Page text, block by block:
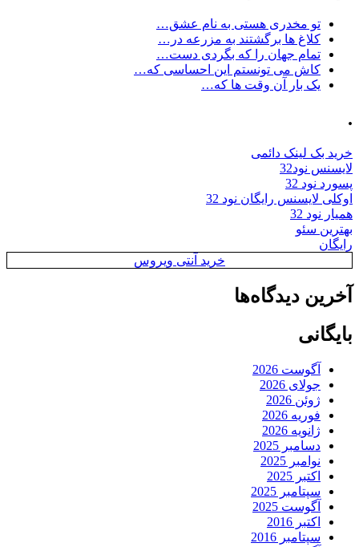
تو مخدری هستی به نام عشق…
کلاغ ها برگشتند به مزرعه در…
تمام جهان را که بگردی دست…
کاش می تونستم این احساسی که…
یک بار آن وقت ها که…
.
خرید بک لینک دائمی
لایسنس نود32
پسورد نود 32
اوکلی لایسنس رایگان نود 32
همیار نود 32
بهترین سئو
رایگان
خرید آنتی ویروس
آخرین دیدگاه‌ها
بایگانی
آگوست 2026
جولای 2026
ژوئن 2026
فوریه 2026
ژانویه 2026
دسامبر 2025
نوامبر 2025
اکتبر 2025
سپتامبر 2025
آگوست 2025
اکتبر 2016
سپتامبر 2016